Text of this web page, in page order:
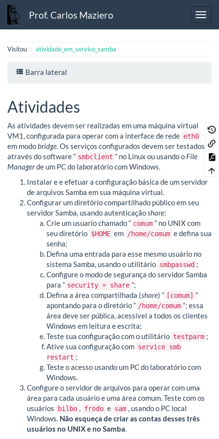
Prof. Carlos Maziero
Visitou atividade_em_servico_samba
Barra lateral
Atividades
As atividades devem ser realizadas em uma máquina virtual
VM1, configurada para operar com a interface de rede eth0
em modobridge. Os serviços configurados devem ser testados
através do software “ smbclient ” no Linux ou usando o File
Managerde um PC do laboratório com Windows.
Instalar e e efetuar a configuração básica de um servidor
de arquivos Samba em sua máquina virtual.
Configurar um diretório compartilhado público em seu
servidor Samba, usando autenticaçãoshare:
Crie um usuario chamado “ comum ” no UNIX com
seu diretório $HOME em /home/comum e defina sua
senha;
Defina uma entrada para esse mesmo usuário no
sistema Samba, usando o utilitário smbpasswd ;
Configure o modo de segurança do servidor Samba
para “ security = share ”;
Defina a área compartilhada (share) “ [comum] ”
apontando para o diretório “ /home/comum ”; essa
área deve ser pública, acessível a todos os clientes
Windows em leitura e escrita;
Teste sua configuração com o utilitário testparm ;
Ative sua configuração com service smb
restart ;
Teste o acesso usando um PC do laboratório com
Windows.
Configure o servidor de arquivos para operar com uma
área para cada usuário e uma área comum. Teste com os
usuários
bilbo , frodo e sam , usando o PC local
Windows. Não esqueça de criar as contas desses três
usuários no UNIX e no Samba.